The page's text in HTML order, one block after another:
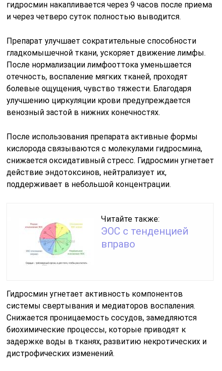
гидросмин накапливается через 9 часов после приема
и через четверо суток полностью выводится.
Препарат улучшает сократительные способности
гладкомышечной ткани, ускоряет движение лимфы.
После нормализации лимфооттока уменьшается
отечность, воспаление мягких тканей, проходят
болевые ощущения, чувство тяжести. Благодаря
улучшению циркуляции крови предупреждается
венозный застой в нижних конечностях.
После использования препарата активные формы
кислорода связываются с молекулами гидросмина,
снижается оксидативный стресс. Гидросмин угнетает
действие эндотоксинов, нейтрализует их,
поддерживает в небольшой концентрации.
Читайте также:
ЭОС с тенденцией
вправо
Гидросмин угнетает активность компонентов
системы свертывания и медиаторов воспаления.
Снижается проницаемость сосудов, замедляются
биохимические процессы, которые приводят к
задержке воды в тканях, развитию некротических и
дистрофических изменений.